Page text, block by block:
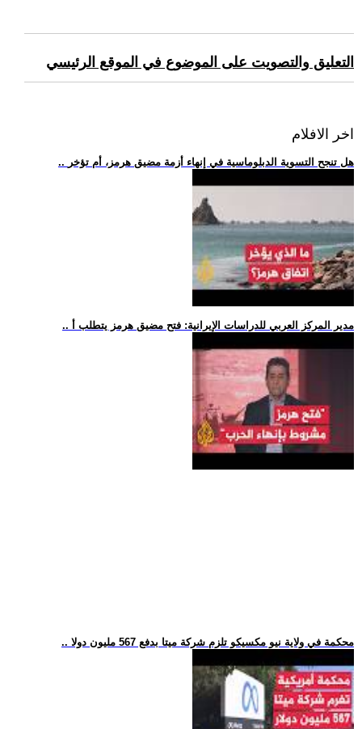
التعليق والتصويت على الموضوع في الموقع الرئيسي
اخر الافلام
.. هل تنجح التسوية الدبلوماسية في إنهاء أزمة مضيق هرمز، أم تؤخر
.. مدير المركز العربي للدراسات الإيرانية: فتح مضيق هرمز يتطلب أ
.. محكمة في ولاية نيو مكسيكو تلزم شركة ميتا بدفع 567 مليون دولا